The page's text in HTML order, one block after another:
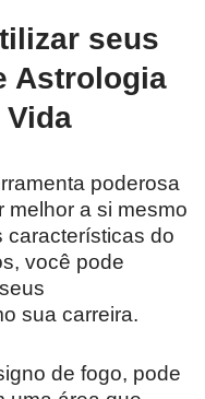
seus
Astrologia
poderosa
melhor a si mesmo
características do
você pode
sua carreira.
de fogo, pode